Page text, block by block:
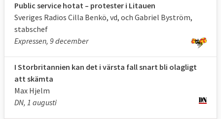
2024
6 EU-
13 EU-länder 8 EU-
Källa:Reportrar utan gränser
Public service hotat – protester i Litauen
Sveriges Radios Cilla Benkö, vd, och Gabriel Byström,
stabschef
Expressen, 9 december
I Storbritannien kan det i värsta fall snart bli olagligt
att skämta
Max Hjelm
DN, 1 augusti